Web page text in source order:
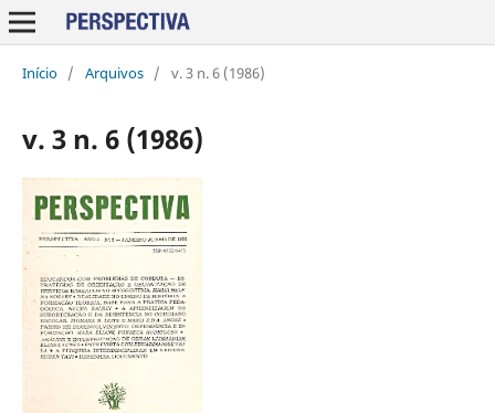
Início / Arquivos / v. 3 n. 6 (1986)
v. 3 n. 6 (1986)